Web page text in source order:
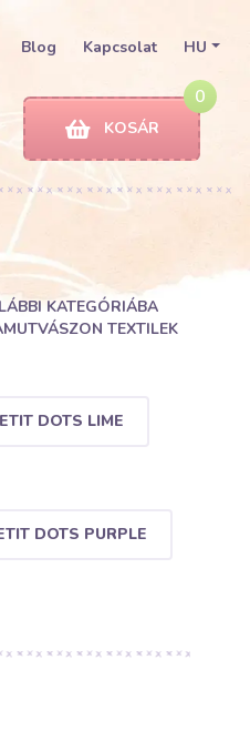
Blog Kapcsolat HU
0
KOSÁR
KATEGÓRIÁBA
TEXTILEK
DOTS LIME
DOTS PURPLE